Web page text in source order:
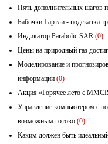
Пять дополнительных шагов
Бабочки Гартли - подсказка
Индикатор Parabolic SAR (0)
Цены на природный газ
Моделирование и
информации (0)
Акция «Горячее лето с
Управление компьютером с
возможным готово (0)
Каким должен быть